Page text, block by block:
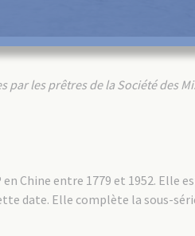
les prêtres de la Société des
Chine entre 1779 et 1952.
date. Elle complète la sous-